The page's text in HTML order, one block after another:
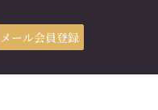
メール会員登録